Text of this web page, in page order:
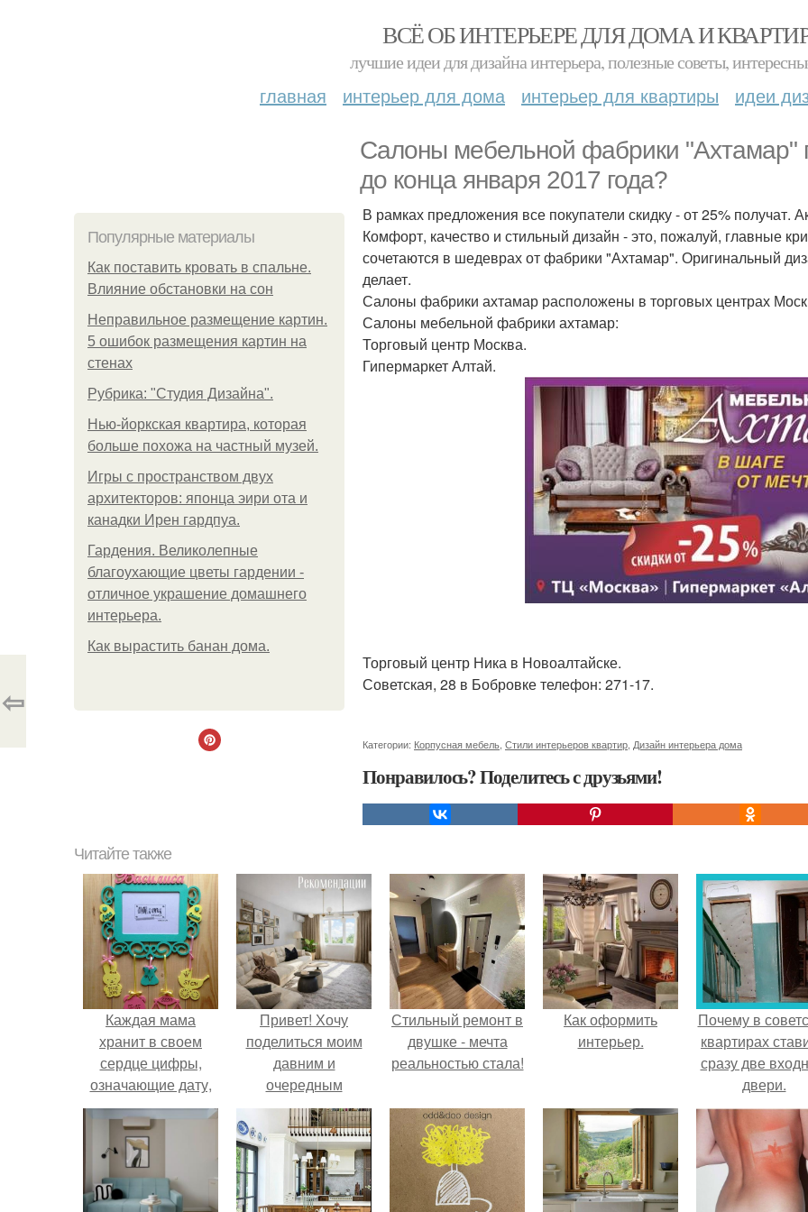
ВСЁ ОБ ИНТЕРЬЕРЕ ДЛЯ ДОМА И
лучшие идеи для дизайна интерьера, полезные советы,
главная интерьер для дома интерьер для квартиры идеи
Салоны мебельной фабрики "Ахтамар"
до конца января 2017 года?
Популярные материалы
Как поставить кровать в спальне.
Влияние обстановки на сон
Неправильное размещение картин.
5 ошибок размещения картин на
стенах
Рубрика: "Студия Дизайна".
Нью-йоркская квартира, которая
больше похожа на частный музей.
Игры с пространством двух
архитекторов: японца эири ота и
канадки Ирен гардпуа.
Гардения. Великолепные
благоухающие цветы гардении -
отличное украшение домашнего
интерьера.
Как вырастить банан дома.
В рамках предложения все покупатели скидку - от 25% получат.
Комфорт, качество и стильный дизайн - это, пожалуй, главные
сочетаются в шедеврах от фабрики "Ахтамар". Оригинальный
делает.
Салоны фабрики ахтамар расположены в торговых центрах
Салоны мебельной фабрики ахтамар:
Торговый центр Москва.
Гипермаркет Алтай.
Торговый центр Ника в Новоалтайске.
Советская, 28 в Бобровке телефон: 271-17.
Категории: Корпусная мебель Стили интерьеров квартир Дизайн интерьера дома
Понравилось? Поделитесь с друзьями!
⇦
Читайте также
Каждая мама
хранит в своем
сердце цифры,
означающие дату,
время, рост и вес
ребенка при
рождении как
самое дорогое и
бесценное?
Привет! Хочу
поделиться моим
давним и
очередным
неопубликованным
проектом.
Стильный ремонт в
двушке - мечта
реальностью стала!
Как оформить
интерьер.
Почему в
квартирах
сразу две
двери.